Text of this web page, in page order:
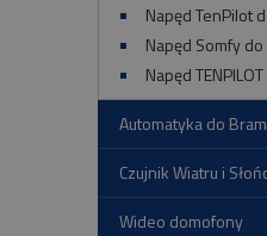
Napęd TenPilot
Napęd Somfy
Napęd
Automatyka do
Czujnik Wiatru i
Wideo domofony